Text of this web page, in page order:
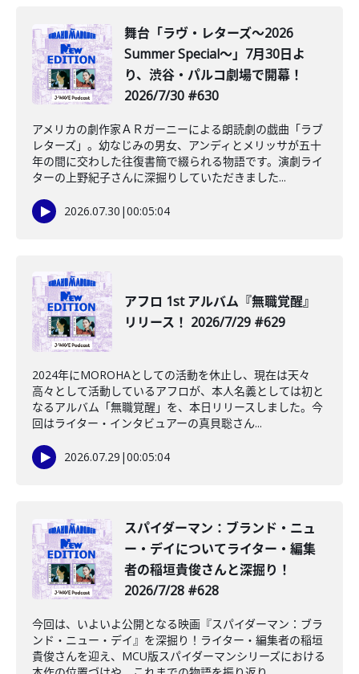
舞台「ラヴ・レターズ～2026
Summer Special～」7月30日よ
り、渋谷・パルコ劇場で開幕！
2026/7/30 #630
アメリカの劇作家ＡＲガーニーによる朗読劇の戯曲「ラブ
レターズ」。幼なじみの男女、アンディとメリッサが五十
年の間に交わした往復書簡で綴られる物語です。演劇ライ
ターの上野紀子さんに深掘りしていただきました...
2026.07.30 |00:05:04
アフロ 1st アルバム『無職覚醒』
リリース！ 2026/7/29 #629
2024年にMOROHAとしての活動を休止し、現在は天々
高々として活動しているアフロが、本人名義としては初と
なるアルバム「無職覚醒」を、本日リリースしました。今
回はライター・インタビュアーの真貝聡さん...
2026.07.29 |00:05:04
️スパイダーマン：ブランド・ニュ
ー・デイについてライター・編集
者の稲垣貴俊さんと深掘り！
2026/7/28 #628
今回は、いよいよ公開となる映画『スパイダーマン：ブラ
ンド・ニュー・デイ』を深掘り！ライター・編集者の稲垣
貴俊さんを迎え、MCU版スパイダーマンシリーズにおける